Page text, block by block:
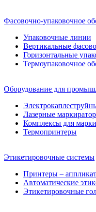
Фасовочно-упаковочное
Упаковочные линии
Вертикальные
Горизонтальные
Термоупаковочное
Оборудование для
Лазерные
Комплексы для
Термопринтеры
Этикетировочные системы
Принтеры –
Автоматические
Этикетировочные